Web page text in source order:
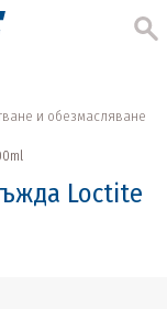
и обезмасляване
Loctite